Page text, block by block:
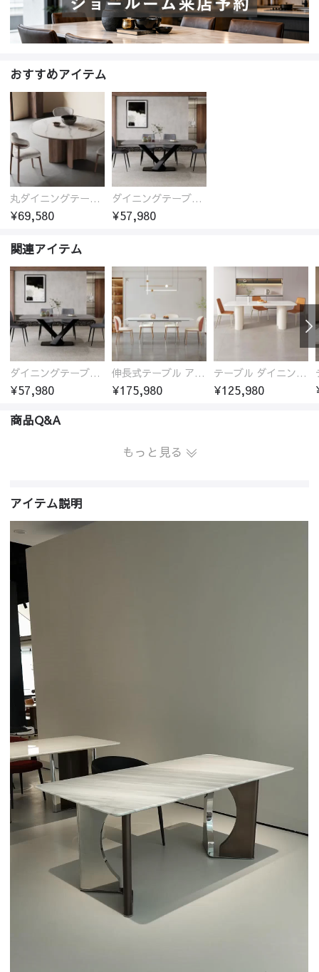
おすすめアイテム
丸ダイニングテーブル セラミック天板 耐熱 キズに強い 丸型 北欧 無垢材 円卓 円型
¥69,580
ダイニングテーブル おしゃれ セラミック天板 大理石柄 食卓 4人用 4人 6人 140cm 160cm 180cm 耐久性 耐熱 食事テーブル
¥57,980
関連アイテム
ダイニングテーブル おしゃれ セラミック天板 大理石柄 食卓 4人用 4人 6人 140cm 160cm 180cm 耐久性 耐熱 食事テーブル
¥57,980
伸長式テーブル アクリル板 ダイニング セラミック おしゃれ リビング ダイニング 北欧 椅子 伸長式 バタフライテーブル
¥175,980
テーブル ダイニング セラミック おしゃれ リビング ダイニング 北欧 4-6人掛け 椅子 テーブル単品
¥125,980
商品Q&A
もっと見る
アイテム説明